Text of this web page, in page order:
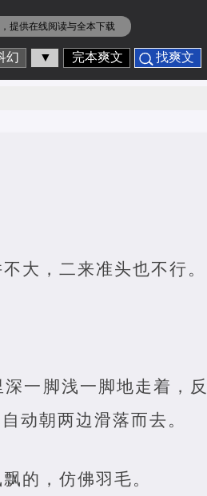
，提供在线阅读与全本下载
幻 ▼ 完本爽文 找爽文
大，二来准头也不行。
一脚浅一脚地走着，反
动朝两边滑落而去。
的，仿佛羽毛。